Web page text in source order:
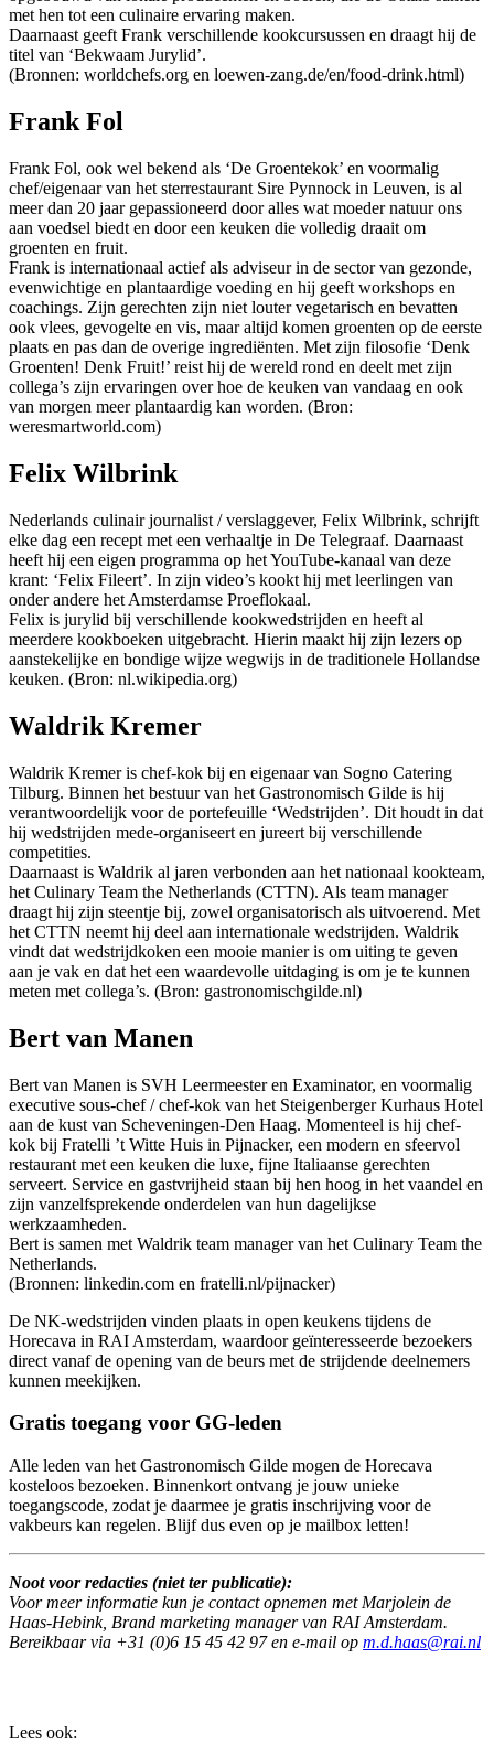
met hen tot een culinaire ervaring maken.
Daarnaast geeft Frank verschillende kookcursussen en draagt hij de
titel van ‘Bekwaam Jurylid’.
(Bronnen: worldchefs.org en loewen-zang.de/en/food-drink.html)
Frank Fol
Frank Fol, ook wel bekend als ‘De Groentekok’ en voormalig
chef/eigenaar van het sterrestaurant Sire Pynnock in Leuven, is al
meer dan 20 jaar gepassioneerd door alles wat moeder natuur ons
aan voedsel biedt en door een keuken die volledig draait om
groenten en fruit.
Frank is internationaal actief als adviseur in de sector van gezonde,
evenwichtige en plantaardige voeding en hij geeft workshops en
coachings. Zijn gerechten zijn niet louter vegetarisch en bevatten
ook vlees, gevogelte en vis, maar altijd komen groenten op de eerste
plaats en pas dan de overige ingrediënten. Met zijn filosofie ‘Denk
Groenten! Denk Fruit!’ reist hij de wereld rond en deelt met zijn
collega’s zijn ervaringen over hoe de keuken van vandaag en ook
van morgen meer plantaardig kan worden. (Bron:
weresmartworld.com)
Felix Wilbrink
Nederlands culinair journalist / verslaggever, Felix Wilbrink, schrijft
elke dag een recept met een verhaaltje in De Telegraaf. Daarnaast
heeft hij een eigen programma op het YouTube-kanaal van deze
krant: ‘Felix Fileert’. In zijn video’s kookt hij met leerlingen van
onder andere het Amsterdamse Proeflokaal.
Felix is jurylid bij verschillende kookwedstrijden en heeft al
meerdere kookboeken uitgebracht. Hierin maakt hij zijn lezers op
aanstekelijke en bondige wijze wegwijs in de traditionele Hollandse
keuken. (Bron: nl.wikipedia.org)
Waldrik Kremer
Waldrik Kremer is chef-kok bij en eigenaar van Sogno Catering
Tilburg. Binnen het bestuur van het Gastronomisch Gilde is hij
verantwoordelijk voor de portefeuille ‘Wedstrijden’. Dit houdt in dat
hij wedstrijden mede-organiseert en jureert bij verschillende
competities.
Daarnaast is Waldrik al jaren verbonden aan het nationaal kookteam,
het Culinary Team the Netherlands (CTTN). Als team manager
draagt hij zijn steentje bij, zowel organisatorisch als uitvoerend. Met
het CTTN neemt hij deel aan internationale wedstrijden. Waldrik
vindt dat wedstrijdkoken een mooie manier is om uiting te geven
aan je vak en dat het een waardevolle uitdaging is om je te kunnen
meten met collega’s. (Bron: gastronomischgilde.nl)
Bert van Manen
Bert van Manen is SVH Leermeester en Examinator, en voormalig
executive sous-chef / chef-kok van het Steigenberger Kurhaus Hotel
aan de kust van Scheveningen-Den Haag. Momenteel is hij chef-
kok bij Fratelli ’t Witte Huis in Pijnacker, een modern en sfeervol
restaurant met een keuken die luxe, fijne Italiaanse gerechten
serveert. Service en gastvrijheid staan bij hen hoog in het vaandel en
zijn vanzelfsprekende onderdelen van hun dagelijkse
werkzaamheden.
Bert is samen met Waldrik team manager van het Culinary Team the
Netherlands.
(Bronnen: linkedin.com en fratelli.nl/pijnacker)
De NK-wedstrijden vinden plaats in open keukens tijdens de
Horecava in RAI Amsterdam, waardoor geïnteresseerde bezoekers
direct vanaf de opening van de beurs met de strijdende deelnemers
kunnen meekijken.
Gratis toegang voor GG-leden
Alle leden van het Gastronomisch Gilde mogen de Horecava
kosteloos bezoeken. Binnenkort ontvang je jouw unieke
toegangscode, zodat je daarmee je gratis inschrijving voor de
vakbeurs kan regelen. Blijf dus even op je mailbox letten!
Noot voor redacties (niet ter publicatie):
Voor meer informatie kun je contact opnemen met Marjolein de
Haas-Hebink, Brand marketing manager van RAI Amsterdam.
Bereikbaar via +31 (0)6 15 45 42 97 en e-mail op m.d.haas@rai.nl
Lees ook: